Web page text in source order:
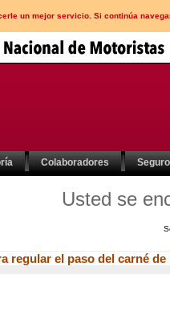
un mejor servicio. Si continúa
Colaboradores
Usted se
regular el paso del carné de